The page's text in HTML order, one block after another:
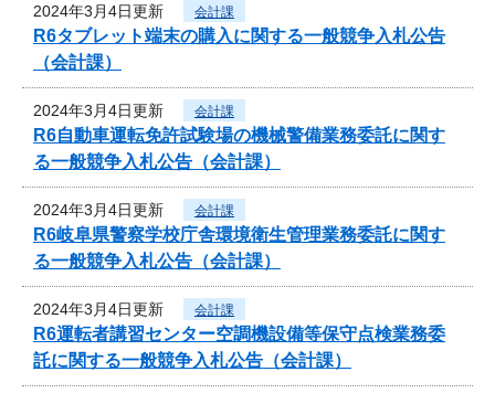
2024年3月4日更新 会計課
R6タブレット端末の購入に関する一般競争入札公告
（会計課）
2024年3月4日更新 会計課
R6自動車運転免許試験場の機械警備業務委託に関す
る一般競争入札公告（会計課）
2024年3月4日更新 会計課
R6岐阜県警察学校庁舎環境衛生管理業務委託に関す
る一般競争入札公告（会計課）
2024年3月4日更新 会計課
R6運転者講習センター空調機設備等保守点検業務委
託に関する一般競争入札公告（会計課）